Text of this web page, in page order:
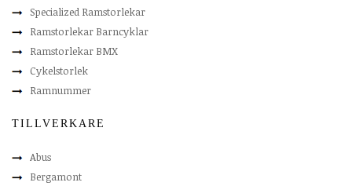
Specialized Ramstorlekar
Ramstorlekar Barncyklar
Ramstorlekar BMX
Cykelstorlek
Ramnummer
TILLVERKARE
Abus
Bergamont